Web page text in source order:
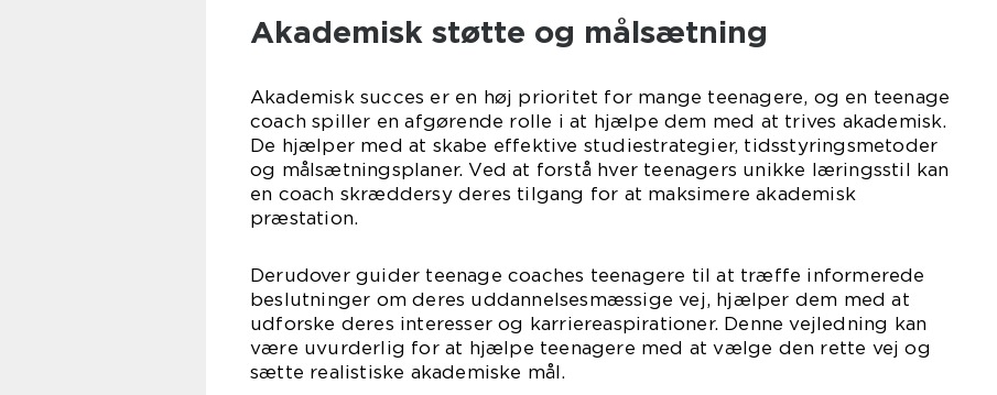
Akademisk støtte og målsætning
Akademisk succes er en høj prioritet for mange teenagere, og en teenage
coach spiller en afgørende rolle i at hjælpe dem med at trives akademisk.
De hjælper med at skabe effektive studiestrategier, tidsstyringsmetoder
og målsætningsplaner. Ved at forstå hver teenagers unikke læringsstil kan
en coach skræddersy deres tilgang for at maksimere akademisk
præstation.
Derudover guider teenage coaches teenagere til at træffe informerede
beslutninger om deres uddannelsesmæssige vej, hjælper dem med at
udforske deres interesser og karriereaspirationer. Denne vejledning kan
være uvurderlig for at hjælpe teenagere med at vælge den rette vej og
sætte realistiske akademiske mål.